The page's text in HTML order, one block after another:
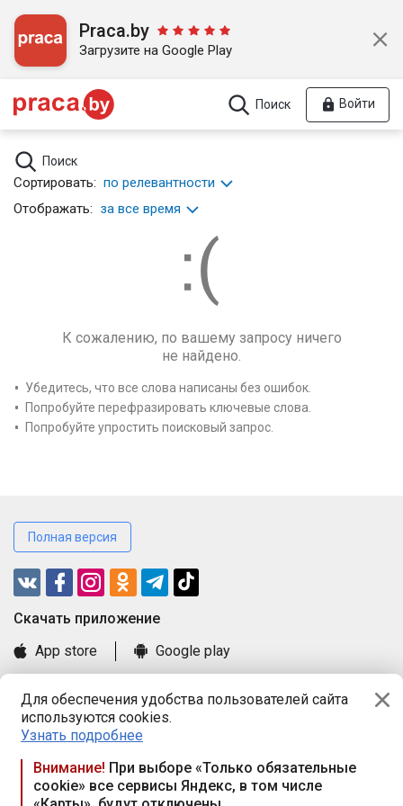
Для обеспечения удобства пользователей сайта
используются cookies.
Узнать подробнее
Внимание! При выборе «Только обязательные
cookie» все сервисы Яндекс, в том числе
Praca.by
Загрузите на Google Play
Поиск Войти
Поиск
Сортировать: по релевантности
Отображать: за все время
К сожалению, по вашему запросу ничего
не найдено.
Убедитесь, что все слова написаны без ошибок.
Попробуйте перефразировать ключевые слова.
Попробуйте упростить поисковый запрос.
Полная версия
Cкачать приложение
App store
Google play
Книга замечаний и предложений
Правила и документы
Praca.by © 2000—2026, ООО «ПРАЦА БАЙ»
Республика Беларусь, 220114, г. Минск, пр-т Независимости
117а, пом. № 9.